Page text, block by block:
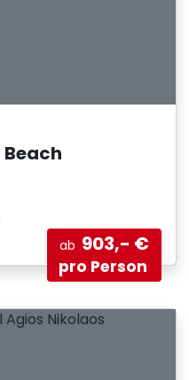
ab 903,- €
pro Person